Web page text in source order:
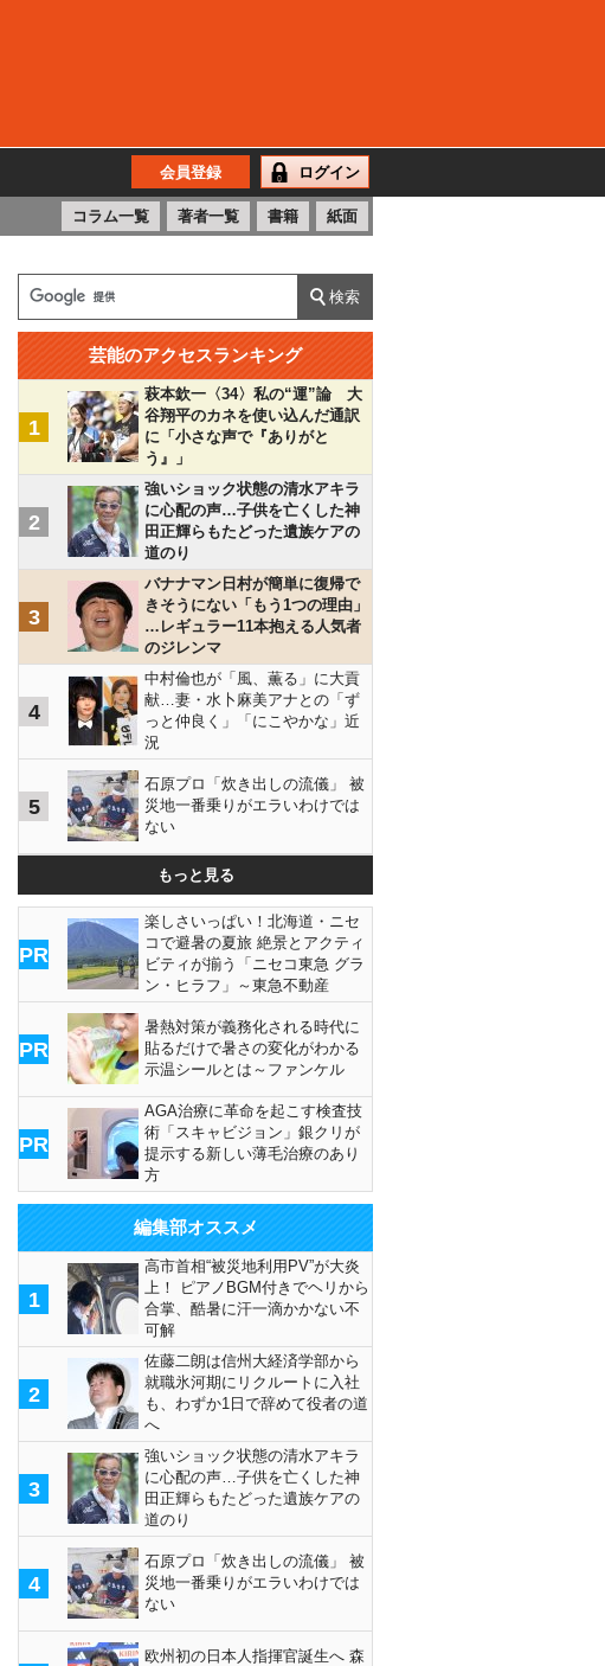
会員登録 ログイン
コラム一覧 著者一覧 書籍 紙面
芸能のアクセスランキング
1
萩本欽一〈34〉私の“運”論 大
谷翔平のカネを使い込んだ通訳
に「小さな声で『ありがと
う』」
2
強いショック状態の清水アキラ
に心配の声…子供を亡くした神
田正輝らもたどった遺族ケアの
道のり
3
バナナマン日村が簡単に復帰で
きそうにない「もう1つの理由」
…レギュラー11本抱える人気者
のジレンマ
4
中村倫也が「風、薫る」に大貢
献…妻・水卜麻美アナとの「ず
っと仲良く」「にこやかな」近
況
5
石原プロ「炊き出しの流儀」 被
災地一番乗りがエラいわけでは
ない
もっと見る
PR
楽しさいっぱい！北海道・ニセ
コで避暑の夏旅 絶景とアクティ
ビティが揃う「ニセコ東急 グラ
ン・ヒラフ」～東急不動産
PR
暑熱対策が義務化される時代に
貼るだけで暑さの変化がわかる
示温シールとは～ファンケル
PR
AGA治療に革命を起こす検査技
術「スキャビジョン」銀クリが
提示する新しい薄毛治療のあり
方
編集部オススメ
1
高市首相“被災地利用PV”が大炎
上！ ピアノBGM付きでヘリから
合掌、酷暑に汗一滴かかない不
可解
2
佐藤二朗は信州大経済学部から
就職氷河期にリクルートに入社
も、わずか1日で辞めて役者の道
へ
3
強いショック状態の清水アキラ
に心配の声…子供を亡くした神
田正輝らもたどった遺族ケアの
道のり
4
石原プロ「炊き出しの流儀」 被
災地一番乗りがエラいわけでは
ない
欧州初の日本人指揮官誕生へ 森